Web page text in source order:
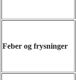
Feber og frysninger